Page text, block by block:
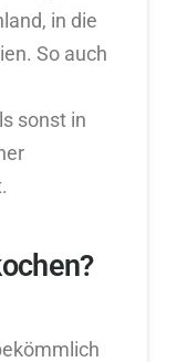
in die
So auch
sonst in